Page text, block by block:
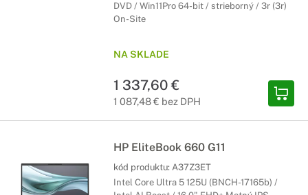
DVD / Win11Pro 64-bit / strieborný / 3r (3r)
On-Site
NA SKLADE
1 337,60 €
1 087,48 € bez DPH
HP EliteBook 660 G11
kód produktu: A37Z3ET
Intel Core Ultra 5 125U (BNCH-17165b) /